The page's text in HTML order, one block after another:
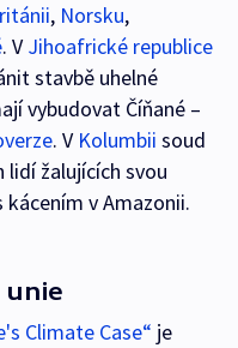
, Norsku,
. VJihoafrické republice
stavbě uhelné
vybudovat Číňané –
. V Kolumbii soud
žalujících svou
v Amazonii.
unie
Climate Case“ je